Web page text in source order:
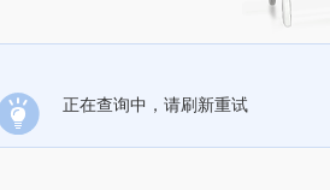
正在查询中，请刷新重试